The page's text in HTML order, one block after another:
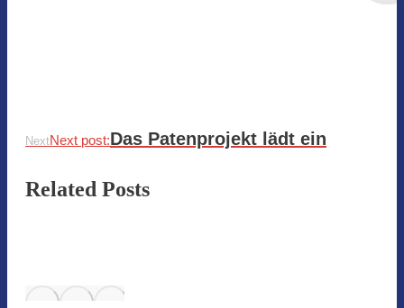
NextNext post:Das Patenprojekt lädt ein
Related Posts